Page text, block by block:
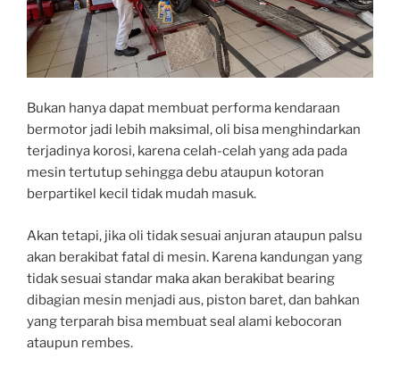
Bukan hanya dapat membuat performa kendaraan
bermotor jadi lebih maksimal, oli bisa menghindarkan
terjadinya korosi, karena celah-celah yang ada pada
mesin tertutup sehingga debu ataupun kotoran
berpartikel kecil tidak mudah masuk.
Akan tetapi, jika oli tidak sesuai anjuran ataupun palsu
akan berakibat fatal di mesin. Karena kandungan yang
tidak sesuai standar maka akan berakibat bearing
dibagian mesin menjadi aus, piston baret, dan bahkan
yang terparah bisa membuat seal alami kebocoran
ataupun rembes.